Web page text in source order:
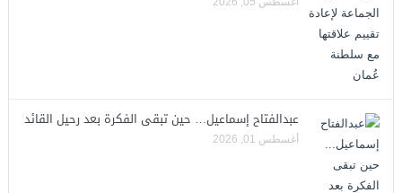
عبدالفتاح إسماعيل… حين تبقى الفكرة بعد رحيل القائد
أغسطس 01, 2026